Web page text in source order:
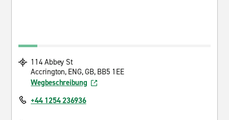
114 Abbey St
Accrington, ENG, GB, BB5 1EE
Wegbeschreibung
+44 1254 236936